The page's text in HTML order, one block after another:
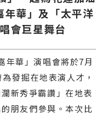
年華」及「太平洋
會巨星舞台
華」演唱會將於7月
發掘在地表演人才，
新秀爭霸讚」在地表
朋友們參與。本次比